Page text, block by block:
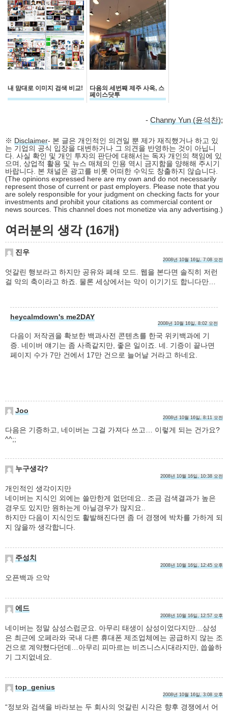
내 맘대로 이미지 검색 비교!
다음의 세번째 제주 사옥, 스
페이스닷투
- Channy Yun (윤석찬);
※ Disclaimer- 본 글은 개인적인 의견일 뿐 제가 재직했거나 하고 있
는 기업의 공식 입장을 대변하거나 그 의견을 반영하는 것이 아닙니
다. 사실 확인 및 개인 투자의 판단에 대해서는 독자 개인의 책임에 있
으며, 상업적 활용 및 뉴스 매체의 인용 역시 금지함을 양해해 주시기
바랍니다. 본 채널은 광고를 비롯 어떠한 수익도 창출하지 않습니다.
(The opinions expressed here are my own and do not necessarily
represent those of current or past employers. Please note that you
are solely responsible for your judgment on checking facts for your
investments and prohibit your citations as commercial content or
news sources. This channel does not monetize via any advertising.)
여러분의 생각 (16개)
진우
2008년 10월 16일, 7:08 오전
엇갈린 행보라고 하지만 공유와 폐쇄 모드. 웹을 본다면 솔직히 저런
걸 악의 축이라고 하죠. 물론 세상에서는 악이 이기기도 합니다만…
heycalmdown's me2DAY
2008년 10월 16일, 8:02 오전
다음이 저작권을 확보한 백과사전 콘텐츠를 한국 위키백과에 기
증. 네이버 얘기는 좀 사족같지만, 좋은 일이죠. 네. 기증이 끝나면
페이지 수가 7만 건에서 17만 건으로 늘어날 거라고 하네요.
Joo
2008년 10월 16일, 8:11 오전
다음은 기증하고, 네이버는 그걸 가져다 쓰고… 이렇게 되는 건가요?
^^;;
누구생각?
2008년 10월 16일, 10:38 오전
개인적인 생각이지만
네이버는 지식인 외에는 쓸만한게 없던데요.. 조금 검색결과가 높은
경우도 있지만 원하는게 아닐경우가 많지요..
하지만 다음이 지식인도 활발해진다면 좀 더 경쟁에 박차를 가하게 되
지 않을까 생각합니다.
주성치
2008년 10월 16일, 12:45 오후
오픈백과 으악
에드
2008년 10월 16일, 12:57 오후
네이버는 정말 삼성스럽군요. 아무리 태생이 삼성이었다지만…삼성
은 최근에 오페라와 국내 다른 휴대폰 제조업체에는 공급하지 않는 조
건으로 계약했다던데…아무리 피마르는 비즈니스시대라지만, 씁쓸하
기 그지없네요.
top_genius
2008년 10월 16일, 3:08 오후
“정보와 검색을 바라보는 두 회사의 엇갈린 시각은 향후 경쟁에서 어